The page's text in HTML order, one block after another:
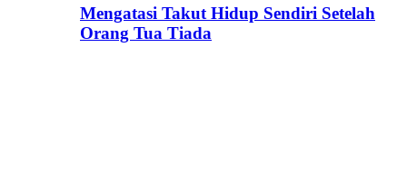
Mengatasi Takut Hidup Sendiri Setelah
Orang Tua Tiada